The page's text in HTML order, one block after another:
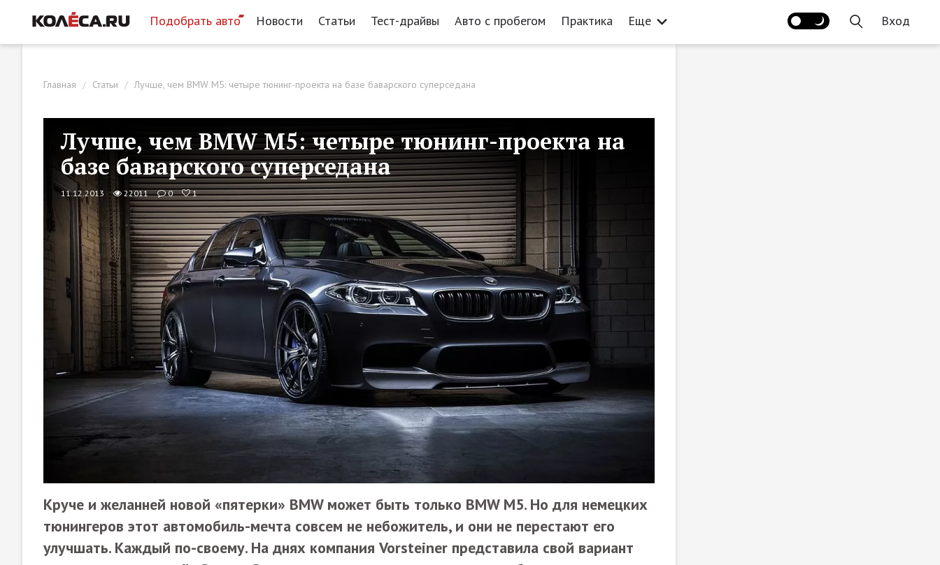
Подобрать авто Новости Статьи Тест-драйвы Авто с пробегом Практика Еще Вход
Главная Статьи Лучше, чем BMW M5: четыре тюнинг-проекта на базе баварского суперседана
Лучше, чем BMW M5: четыре тюнинг-проекта на
базе баварского суперседана
11.12.2013 22011 0 1
Круче и желанней новой «пятерки» BMW может быть только BMW M5. Но для немецких
тюнингеров этот автомобиль-мечта совсем не небожитель, и они не перестают его
улучшать. Каждый по-своему. На днях компания Vorsteiner представила свой вариант